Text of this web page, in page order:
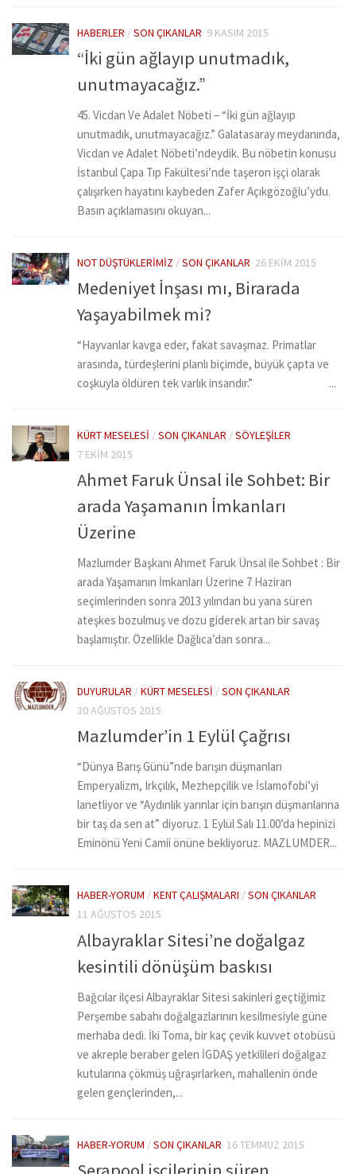
HABERLER /SON ÇIKANLAR 9 KASIM 2015
“İki gün ağlayıp unutmadık,
unutmayacağız.”
45. Vicdan Ve Adalet Nöbeti – “İki gün ağlayıp
unutmadık, unutmayacağız.” Galatasaray meydanında,
Vicdan ve Adalet Nöbeti’ndeydik. Bu nöbetin konusu
İstanbul Çapa Tıp Fakültesi’nde taşeron işçi olarak
çalışırken hayatını kaybeden Zafer Açıkgözoğlu’ydu.
Basın açıklamasını okuyan...
NOT DÜŞTÜKLERIMIZ /SON ÇIKANLAR 26 EKIM 2015
Medeniyet İnşası mı, Birarada
Yaşayabilmek mi?
“Hayvanlar kavga eder, fakat savaşmaz. Primatlar
arasında, türdeşlerini planlı biçimde, büyük çapta ve
coşkuyla öldüren tek varlık insandır.” ...
KÜRT MESELESI /SON ÇIKANLAR /SÖYLEŞILER
7 EKIM 2015
Ahmet Faruk Ünsal ile Sohbet: Bir
arada Yaşamanın İmkanları
Üzerine
Mazlumder Başkanı Ahmet Faruk Ünsal ile Sohbet : Bir
arada Yaşamanın İmkanları Üzerine 7 Haziran
seçimlerinden sonra 2013 yılından bu yana süren
ateşkes bozulmuş ve dozu giderek artan bir savaş
başlamıştır. Özellikle Dağlıca’dan sonra...
DUYURULAR /KÜRT MESELESI /SON ÇIKANLAR
30 AĞUSTOS 2015
Mazlumder’in 1 Eylül Çağrısı
“Dünya Barış Günü”nde barışın düşmanları
Emperyalizm, Irkçılık, Mezhepçilik ve İslamofobi’yi
lanetliyor ve “Aydınlık yarınlar için barışın düşmanlarına
bir taş da sen at” diyoruz. 1 Eylül Salı 11.00’da hepinizi
Eminönü Yeni Camii önüne bekliyoruz. MAZLUMDER...
HABER-YORUM /KENT ÇALIŞMALARI /SON ÇIKANLAR
11 AĞUSTOS 2015
Albayraklar Sitesi’ne doğalgaz
kesintili dönüşüm baskısı
Bağcılar ilçesi Albayraklar Sitesi sakinleri geçtiğimiz
Perşembe sabahı doğalgazlarının kesilmesiyle güne
merhaba dedi. İki Toma, bir kaç çevik kuvvet otobüsü
ve akreple beraber gelen İGDAŞ yetkilileri doğalgaz
kutularına çökmüş uğraşırlarken, mahallenin önde
gelen gençlerinden,...
HABER-YORUM /SON ÇIKANLAR 16 TEMMUZ 2015